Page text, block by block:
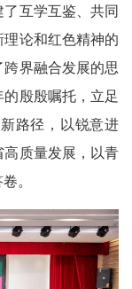
互学互鉴、共同
论和红色精神的
界融合发展的思
殷殷嘱托，立足
路径，以锐意进
质量发展，以青
。